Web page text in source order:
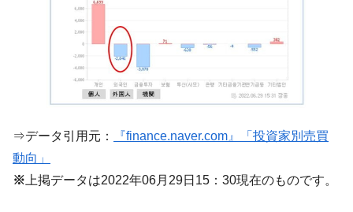
『Money1』
『Money1』
『韓国銀行』が「金の保有量を増やしま
す」⇒「金を経由するドル入手」手段ではないのか？
『Money1』
韓国･外為取引量「1日当たり1,214.4億ド
『Money1』
韓国･帰ってきた李在明。李在明を支持しな
い「50.5％」に上昇
『Money1』
韓国大統領府ボンクラ政策室長が告発され
⇒データ引用元：
『finance.naver.com』「投資家別売買
動向」
※上掲データは2022年06月29日15：30現在のものです。